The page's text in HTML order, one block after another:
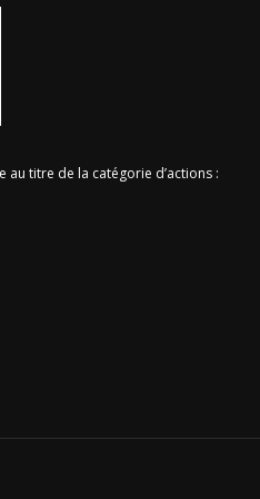
titre de la catégorie d’actions :